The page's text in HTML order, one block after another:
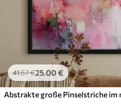
41.67€25.00 €